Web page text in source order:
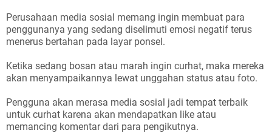
Perusahaan media sosial memang ingin membuat para
penggunanya yang sedang diselimuti emosi negatif terus
menerus bertahan pada layar ponsel.
Ketika sedang bosan atau marah ingin curhat, maka mereka
akan menyampaikannya lewat unggahan status atau foto.
Pengguna akan merasa media sosial jadi tempat terbaik
untuk curhat karena akan mendapatkan like atau
memancing komentar dari para pengikutnya.